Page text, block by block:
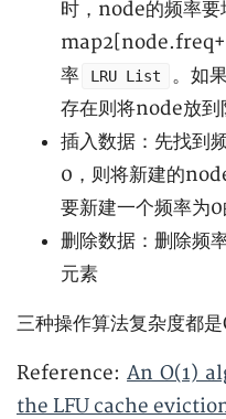
时，node的频率要
率
LRU List 。如
存在则将node放到
插入数据：先找到
0，则将新建的
要新建一个频率为0
删除数据：删除频
元素
三种操作算法复杂度都是
Reference: An O(1)
the LFU cache